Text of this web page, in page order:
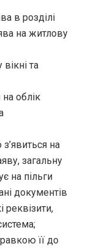
в розділі
на житлову
та
облік
на
загальну
на пільги
документів
реквізити,
її до